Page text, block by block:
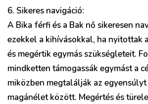
6. Sikeres navigáció:
A Bika férfi és a Bak nő sikeresen
ezekkel a kihívásokkal, ha nyitottak
és megértik egymás szükségleteit.
mindketten támogassák egymást a
miközben megtalálják az egyensúlyt
magánélet között. Megértés és